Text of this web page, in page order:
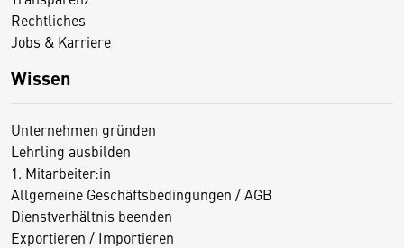
Rechtliches
Jobs & Karriere
Wissen
Unternehmen gründen
Lehrling ausbilden
1. Mitarbeiter:in
Allgemeine Geschäftsbedingungen / AGB
Dienstverhältnis beenden
Exportieren / Importieren